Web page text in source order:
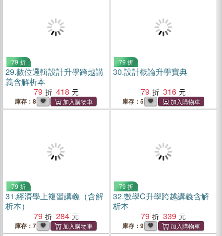
79 折
29.數位邏輯設計升學跨越講
義含解析本
79
418
庫存：8
79 折
30.設計概論升學寶典
79
316
庫存：5
79 折
31.經濟學上複習講義（含解
析本）
79
284
庫存：7
79 折
32.數學C升學跨越講義含解
析本
79
339
庫存：9